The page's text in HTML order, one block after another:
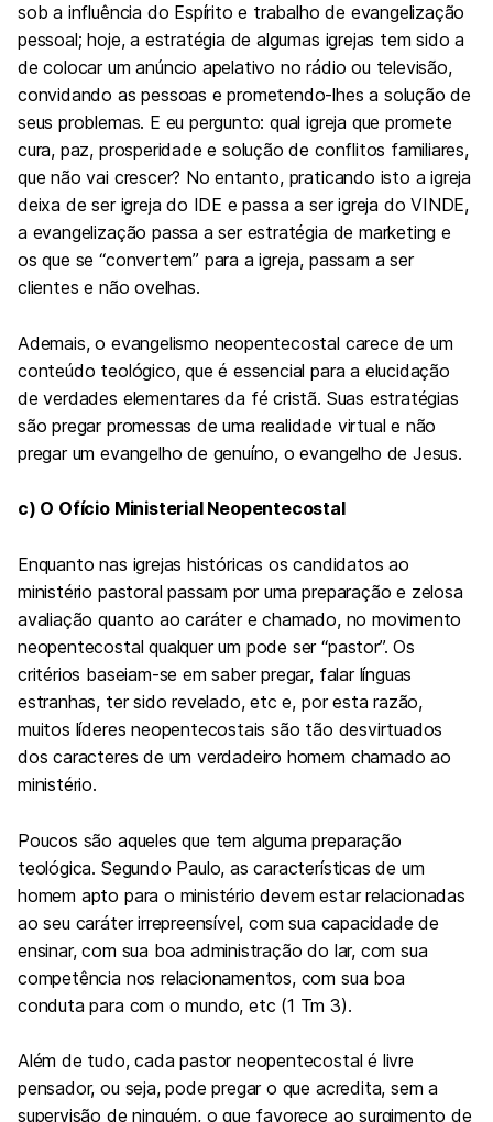
sob a influência do Espírito e trabalho de evangelização
pessoal; hoje, a estratégia de algumas igrejas tem sido a
de colocar um anúncio apelativo no rádio ou televisão,
convidando as pessoas e prometendo-lhes a solução de
seus problemas. E eu pergunto: qual igreja que promete
cura, paz, prosperidade e solução de conflitos familiares,
que não vai crescer? No entanto, praticando isto a igreja
deixa de ser igreja do IDE e passa a ser igreja do VINDE,
a evangelização passa a ser estratégia de marketing e
os que se “convertem” para a igreja, passam a ser
clientes e não ovelhas.
Ademais, o evangelismo neopentecostal carece de um
conteúdo teológico, que é essencial para a elucidação
de verdades elementares da fé cristã. Suas estratégias
são pregar promessas de uma realidade virtual e não
pregar um evangelho de genuíno, o evangelho de Jesus.
c) O Ofício Ministerial Neopentecostal
Enquanto nas igrejas históricas os candidatos ao
ministério pastoral passam por uma preparação e zelosa
avaliação quanto ao caráter e chamado, no movimento
neopentecostal qualquer um pode ser “pastor”. Os
critérios baseiam-se em saber pregar, falar línguas
estranhas, ter sido revelado, etc e, por esta razão,
muitos líderes neopentecostais são tão desvirtuados
dos caracteres de um verdadeiro homem chamado ao
ministério.
Poucos são aqueles que tem alguma preparação
teológica. Segundo Paulo, as características de um
homem apto para o ministério devem estar relacionadas
ao seu caráter irrepreensível, com sua capacidade de
ensinar, com sua boa administração do lar, com sua
competência nos relacionamentos, com sua boa
conduta para com o mundo, etc (1 Tm 3).
Além de tudo, cada pastor neopentecostal é livre
pensador, ou seja, pode pregar o que acredita, sem a
supervisão de ninguém, o que favorece ao surgimento de